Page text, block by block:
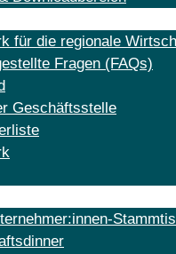
für die regionale
Fragen (FAQs)
Geschäftsstelle